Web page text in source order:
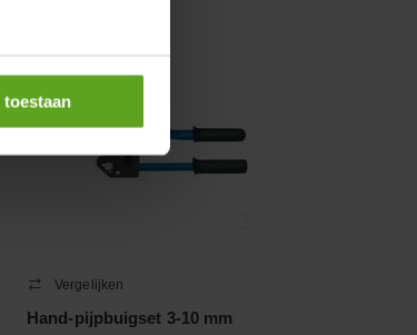
Vergelijken
Hand-pijpbuigset 3-10 mm